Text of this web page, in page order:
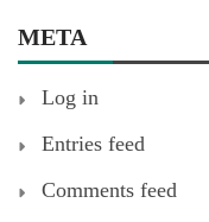
META
Log in
Entries feed
Comments feed